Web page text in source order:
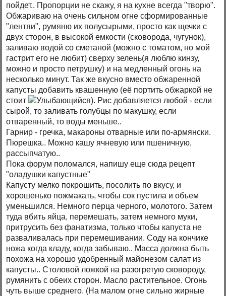
пойдет.. Пропорции не скажу, я на кухне всегда "творю".
Обжариваю на очень сильном огне сформированные
"лентяи", румяню их полусырыми, просто как щечки с
двух сторон, в высокой емкости (сковорода, чугунок),
заливаю водой со сметаной (можно с томатом, но мой
гастрит его не любит) сверху зелень(я люблю кинзу,
можно и просто петрушку) и на медленный огонь на
несколько минут. Так же вкусно вместо обжаренной
капусты добавить квашенную (её портить обжаркой не
стоит
). Рис добавляется любой - если
сырой, то заливать голубцы по макушку, если
отваренный, то воды меньше..
Гарнир - гречка, макароны отварные или по-армянски.
Пюрешка.. Можно кашу ячневую или пшеничную,
рассыпчатую..
Пока форум поломался, напишу еще сюда рецепт
"оладушки капустные"
Капусту мелко покрошить, посолить по вкусу, и
хорошенько пожмакать, чтобы сок пустила и объем
уменьшился. Немного перца черного, молотого. Затем
туда вбить яйца, перемешать, затем немного муки,
притрусить без фанатизма, только чтобы капуста не
разваливалась при перемешивании. Соду на кончике
ножа когда кладу, когда забываю.. Масса должна быть
похожа на хорошо удобренный майонезом салат из
капусты.. Столовой ложкой на разогретую сковороду,
румянить с обеих сторон. Масло растительное. Огонь
чуть выше среднего. (На малом огне сильно жирные